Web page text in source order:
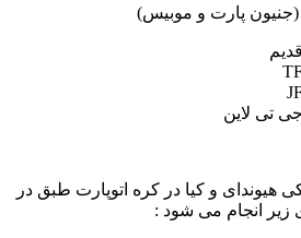
پارت و موبیس)
تی لاین
هیوندای و کیا در کره اتوپارت طبق در
انجام می شود :